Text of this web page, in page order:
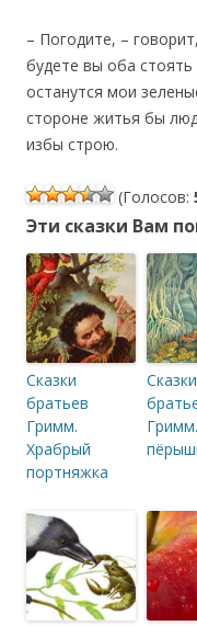
– Погодите, –
будете вы оба
останутся мои
стороне житья бы
избы строю.
(Голосов:
Эти сказки Вам
Сказки
братьев
Гримм.
Храбрый
портняжка
Сказки